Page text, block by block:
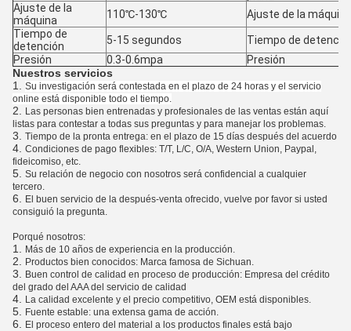
Ajuste de la
máquina
110℃-130℃
Ajuste de la máquina
Tiempo de
detención
5-15 segundos
Tiempo de
Presión
0.3-0.6mpa
Presión
Nuestros servicios
1. Su investigación será contestada en el plazo de 24 horas y el servicio
online está disponible todo el tiempo.
2.
Las personas bien entrenadas y profesionales de las ventas están aquí
listas para contestar a todas sus preguntas y para manejar los problemas.
3. Tiempo de la pronta entrega: en el plazo de 15 días después del acuerdo
4. Condiciones de pago flexibles: T/T, L/C, O/A, Western Union, Paypal,
fideicomiso, etc.
5. Su relación de negocio con nosotros será confidencial a cualquier
tercero.
6.
El buen servicio de la después-venta ofrecido, vuelve por favor si usted
consiguió la pregunta.
Porqué nosotros:
1. Más de 10 años de experiencia en la producción.
2. Productos bien conocidos: Marca famosa de Sichuan.
3.
Buen control de calidad en proceso de producción: Empresa del crédito
del grado del AAA del servicio de calidad
4. La calidad excelente y el precio competitivo, OEM está disponibles.
5. Fuente estable: una extensa gama de acción.
6.
El proceso entero del material a los productos finales está bajo